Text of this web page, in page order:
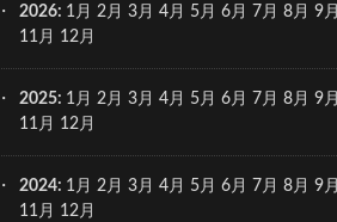
2026: 1月 2月 3月 4月 5月 6月 7月 8月 9月
11月
12月
2025: 1月 2月 3月 4月 5月 6月 7月 8月 9月
11月
12月
2024: 1月 2月 3月 4月 5月 6月 7月 8月 9月
11月
12月